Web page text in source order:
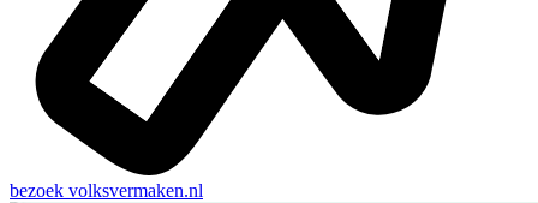
bezoek volksvermaken.nl